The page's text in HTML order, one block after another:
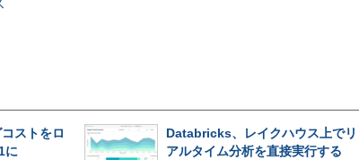
ストをロ
に
Databricks、レイクハウス上でリ
アルタイム分析を直接実行する